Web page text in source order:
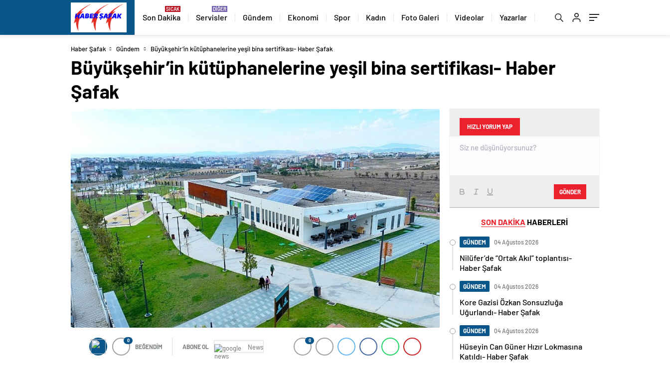
Son Dakika Servisler Gündem Ekonomi Spor Kadın Foto Galeri Videolar Yazarlar
Haber Şafak Gündem Büyükşehir’in kütüphanelerine yeşil bina sertifikası- Haber Şafak
Büyükşehir’in kütüphanelerine yeşil bina sertifikası- Haber
Şafak
0
BEĞENDİM ABONE OL News
0
HIZLI YORUM YAP
GÖNDER
SON DAKİKA HABERLERİ
GÜNDEM 04 Ağustos 2026
Nilüfer’de “Ortak Akıl” toplantısı-
Haber Şafak
GÜNDEM 04 Ağustos 2026
Kore Gazisi Özkan Sonsuzluğa
Uğurlandı- Haber Şafak
GÜNDEM 04 Ağustos 2026
Hüseyin Can Güner Hızır Lokmasına
Katıldı- Haber Şafak